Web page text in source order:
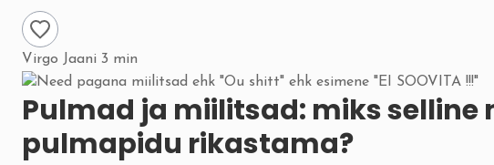
Virgo Jaani 3 min
Pulmad ja miilitsad: miks selline
pulmapidu rikastama?